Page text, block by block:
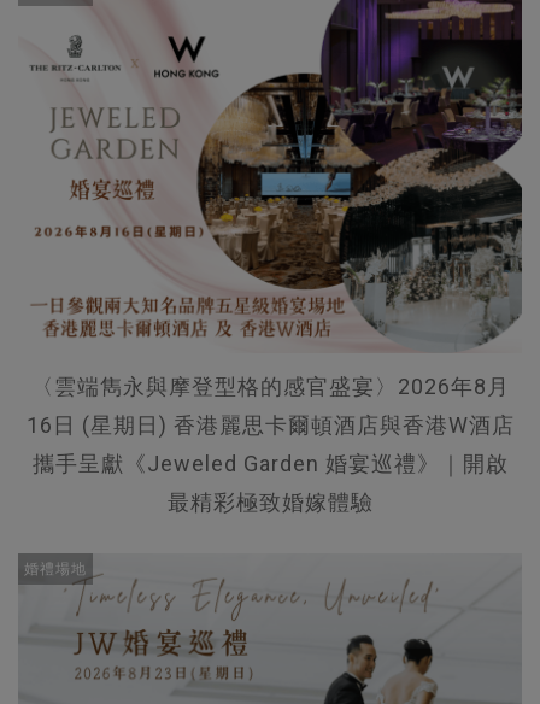
〈雲端雋永與摩登型格的感官盛宴〉2026年8月
16日 (星期日) 香港麗思卡爾頓酒店與香港W酒店
攜手呈獻《Jeweled Garden 婚宴巡禮》｜開啟
最精彩極致婚嫁體驗
婚禮場地